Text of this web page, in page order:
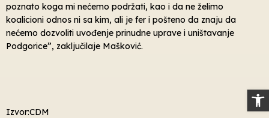
poznato koga mi nećemo podržati, kao i da ne želimo
koalicioni odnos ni sa kim, ali je fer i pošteno da znaju da
nećemo dozvoliti uvođenje prinudne uprave i uništavanje
Podgorice”, zaključilaje Mašković.
Izvor:CDM